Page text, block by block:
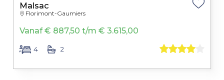
Malsac
Florimont-Gaumiers
Vanaf € 887,50 t/m € 3.615,00
4 2